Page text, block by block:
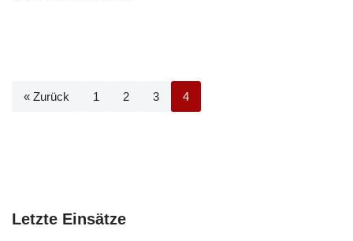
« Zurück 1 2 3 4
Letzte Einsätze